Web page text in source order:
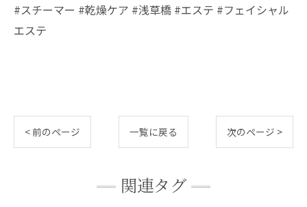
#スチーマー #乾燥ケア #浅草橋 #エステ #フェイシャル
エステ
< 前のページ 一覧に戻る 次のページ >
関連タグ